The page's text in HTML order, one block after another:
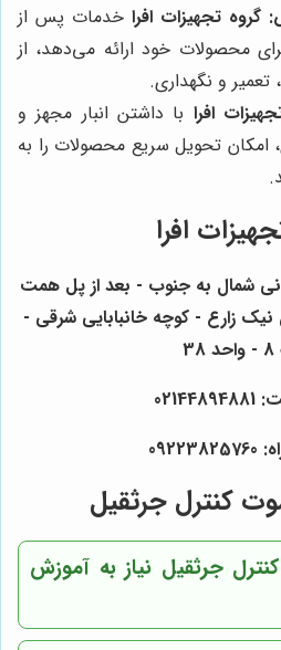
گروه تجهیزات افرا خدمات پس از
محصولات خود ارائه می‌دهد، از
تعمیر و نگهداری.
افرا با داشتن انبار مجهز و
تحویل سریع محصولات را به
افرا
شمال به جنوب - بعد از پل همت
خیابان نیک زارع - کوچه خانبابایی شرقی -
کنترل جرثقیل
جرثقیل نیاز به آموزش